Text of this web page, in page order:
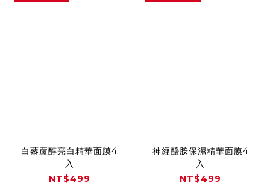
白藜蘆醇亮白精華面膜4
入
NT$499
神經醯胺保濕精華面膜4
入
NT$499